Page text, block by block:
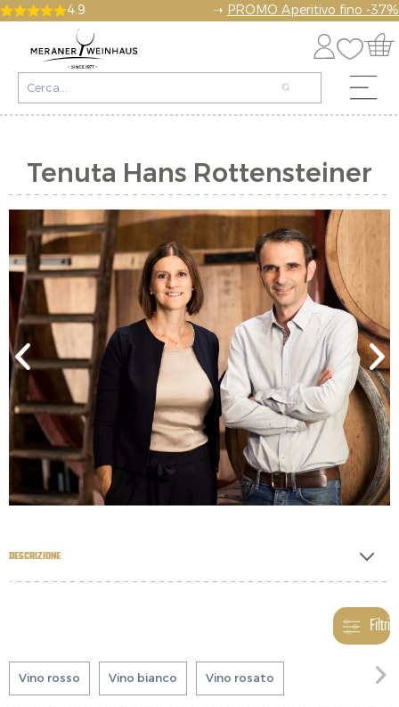
4.9 ➝ PROMO Aperitivo fino -37%
Tenuta Hans Rottensteiner
DESCRIZIONE
Filtri
Vino rosso Vino bianco Vino rosato 